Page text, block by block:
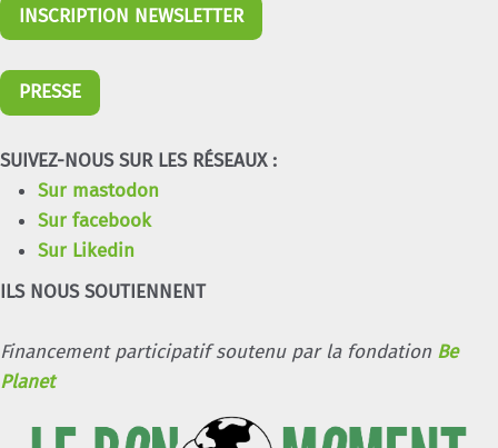
INSCRIPTION NEWSLETTER
PRESSE
SUIVEZ-NOUS SUR LES RÉSEAUX :
Sur mastodon
Sur facebook
Sur Likedin
ILS NOUS SOUTIENNENT
Financement participatif soutenu par la fondation Be
Planet